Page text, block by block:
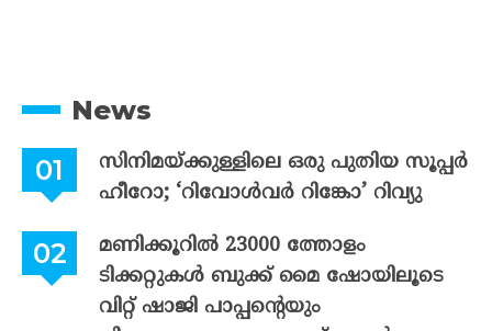
News
സിനിമയ്ക്കുള്ളിലെ ഒരു പുതിയ സൂപ്പർ
ഹീറോ; ‘റിവോൾവർ റിങ്കോ’ റിവ്യു
മണിക്കൂറിൽ 23000 ത്തോളം
ടിക്കറ്റുകൾ ബുക്ക് മൈ ഷോയിലൂടെ
വിറ്റ് ഷാജി പാപ്പന്റെയും